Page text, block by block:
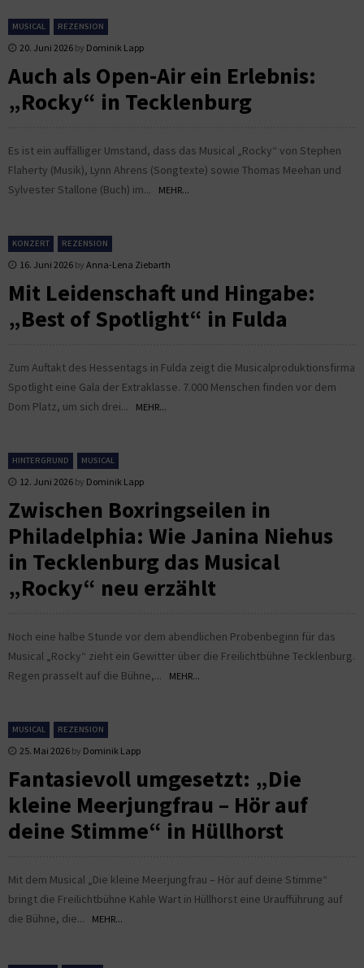
MUSICAL REZENSION
20. Juni 2026 by Dominik Lapp
Auch als Open-Air ein Erlebnis:
„Rocky“ in Tecklenburg
Es ist ein auffälliger Umstand, dass das Musical „Rocky“ von Stephen
Flaherty (Musik), Lynn Ahrens (Songtexte) sowie Thomas Meehan und
Sylvester Stallone (Buch) im...
MEHR...
KONZERT REZENSION
16. Juni 2026 by Anna-Lena Ziebarth
Mit Leidenschaft und Hingabe:
„Best of Spotlight“ in Fulda
Zum Auftakt des Hessentags in Fulda zeigt die Musicalproduktionsfirma
Spotlight eine Gala der Extraklasse. 7.000 Menschen finden vor dem
Dom Platz, um sich drei...
MEHR...
HINTERGRUND MUSICAL
12. Juni 2026 by Dominik Lapp
Zwischen Boxringseilen in
Philadelphia: Wie Janina Niehus
in Tecklenburg das Musical
„Rocky“ neu erzählt
Noch eine halbe Stunde vor dem abendlichen Probenbeginn für das
Musical „Rocky“ zieht ein Gewitter über die Freilichtbühne Tecklenburg.
Regen prasselt auf die Bühne,...
MEHR...
MUSICAL REZENSION
25. Mai 2026 by Dominik Lapp
Fantasievoll umgesetzt: „Die
kleine Meerjungfrau – Hör auf
deine Stimme“ in Hüllhorst
Mit dem Musical „Die kleine Meerjungfrau – Hör auf deine Stimme“
bringt die Freilichtbühne Kahle Wart in Hüllhorst eine Uraufführung auf
die Bühne, die...
MEHR...